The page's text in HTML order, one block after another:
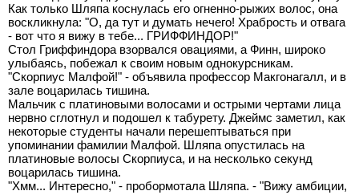
Как только Шляпа коснулась его огненно-рыжих волос, она
воскликнула: "О, да тут и думать нечего! Храбрость и отвага
- вот что я вижу в тебе... ГРИФФИНДОР!"
Стол Гриффиндора взорвался овациями, а Финн, широко
улыбаясь, побежал к своим новым однокурсникам.
"Скорпиус Малфой!" - объявила профессор Макгонагалл, и в
зале воцарилась тишина.
Мальчик с платиновыми волосами и острыми чертами лица
нервно сглотнул и подошел к табурету. Джеймс заметил, как
некоторые студенты начали перешептываться при
упоминании фамилии Малфой. Шляпа опустилась на
платиновые волосы Скорпиуса, и на несколько секунд
воцарилась тишина.
"Хмм... Интересно," - пробормотала Шляпа. - "Вижу амбиции,